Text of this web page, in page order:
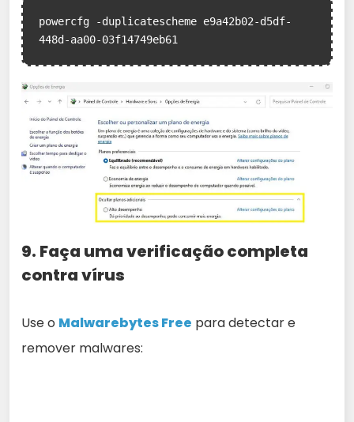
powercfg -duplicatescheme e9a42b02-d5df-
448d-aa00-03f14749eb61
9. Faça uma verificação completa
contra vírus
Use o Malwarebytes Free para detectar e
remover malwares: